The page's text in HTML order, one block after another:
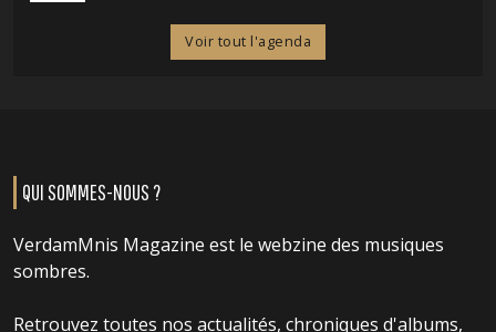
Voir tout l'agenda
QUI SOMMES-NOUS ?
VerdamMnis Magazine est le webzine des musiques
sombres.
Retrouvez toutes nos actualités, chroniques d'albums,